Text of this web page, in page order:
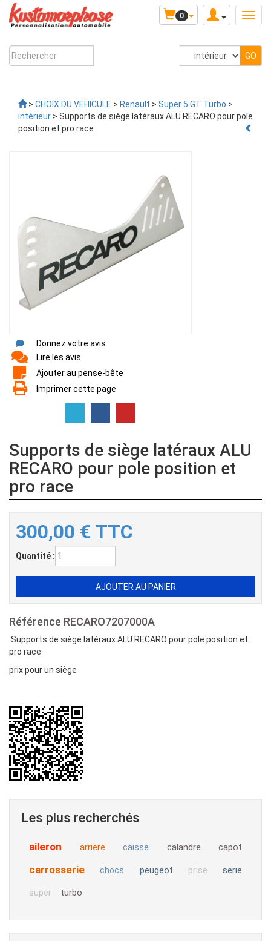
0
> CHOIX DU VEHICULE > Renault > Super 5 GT Turbo >
intérieur > Supports de siège latéraux ALU RECARO pour pole
position et pro race
Donnez votre avis
Lire les avis
Ajouter au pense-bête
Imprimer cette page
Supports de siège latéraux ALU
RECARO pour pole position et
pro race
300,00 € TTC
Quantité :
Référence RECARO7207000A
Supports de siège latéraux ALU RECARO pour pole position et
pro race
prix pour un siège
Les plus recherchés
aileron arriere caisse calandre capot
carrosserie chocs peugeot prise serie
super turbo